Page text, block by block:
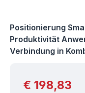
Positionierung
Produktivität
Verbindung in
Regulärer Preis:
€ 198,83